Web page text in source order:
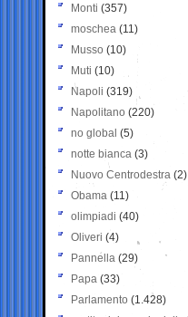
Monti (357)
moschea (11)
Musso (10)
Muti (10)
Napoli (319)
Napolitano (220)
no global (5)
notte bianca (3)
Nuovo Centrodestra (2)
Obama (11)
olimpiadi (40)
Oliveri (4)
Pannella (29)
Papa (33)
Parlamento (1.428)